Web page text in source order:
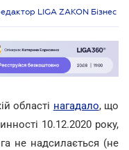
LIGA ZAKON Бізнес
області нагадало, що
10.12.2020 року,
не надсилається (не